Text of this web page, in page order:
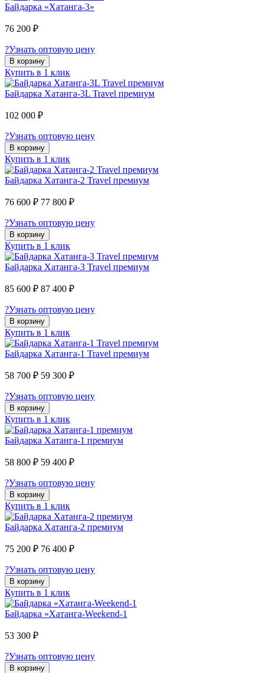
Байдарка «Хатанга-3»
76 200 ₽
?Узнать оптовую цену
В корзину
Купить в 1 клик
Байдарка Хатанга-3L Travel премиум
102 000 ₽
?Узнать оптовую цену
В корзину
Купить в 1 клик
Байдарка Хатанга-2 Travel премиум
76 600 ₽ 77 800 ₽
?Узнать оптовую цену
В корзину
Купить в 1 клик
Байдарка Хатанга-3 Travel премиум
85 600 ₽ 87 400 ₽
?Узнать оптовую цену
В корзину
Купить в 1 клик
Байдарка Хатанга-1 Travel премиум
58 700 ₽ 59 300 ₽
?Узнать оптовую цену
В корзину
Купить в 1 клик
Байдарка Хатанга-1 премиум
58 800 ₽ 59 400 ₽
?Узнать оптовую цену
В корзину
Купить в 1 клик
Байдарка Хатанга-2 премиум
75 200 ₽ 76 400 ₽
?Узнать оптовую цену
В корзину
Купить в 1 клик
Байдарка «Хатанга-Weekend-1
53 300 ₽
?Узнать оптовую цену
В корзину